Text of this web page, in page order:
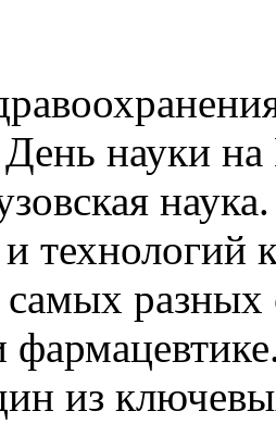
День науки
технологий
разных
из